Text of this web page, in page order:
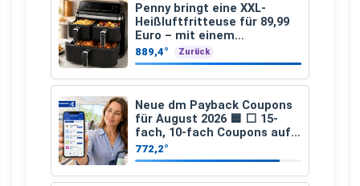
Penny bringt eine XXL-
Heißluftfritteuse für 89,99
Euro – mit einem
besonderen Vorteil
889,4° Zurück
Neue dm Payback Coupons
für August 2026 🟦 ⬜ 15-
fach, 10-fach Coupons auf
den gesamten Einkauf ab 2
€
772,2°